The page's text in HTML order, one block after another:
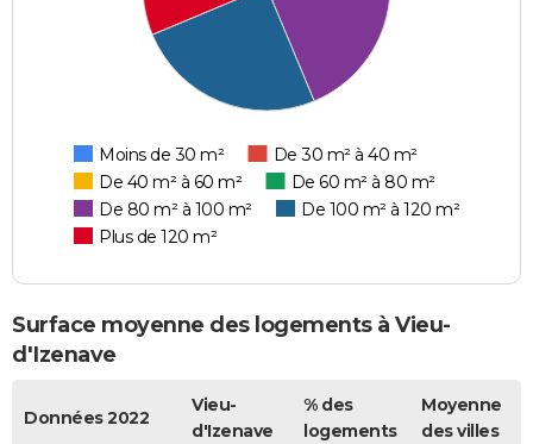
Moins de 30 m²
De 30 m² à 40 m²
De 40 m² à 60 m²
De 60 m² à 80 m²
De 80 m² à 100 m²
De 100 m² à 120 m²
Plus de 120 m²
Surface moyenne des logements à Vieu-
d'Izenave
Données 2022
Vieu-
d'Izenave
% des
logements
Moyenne
des villes